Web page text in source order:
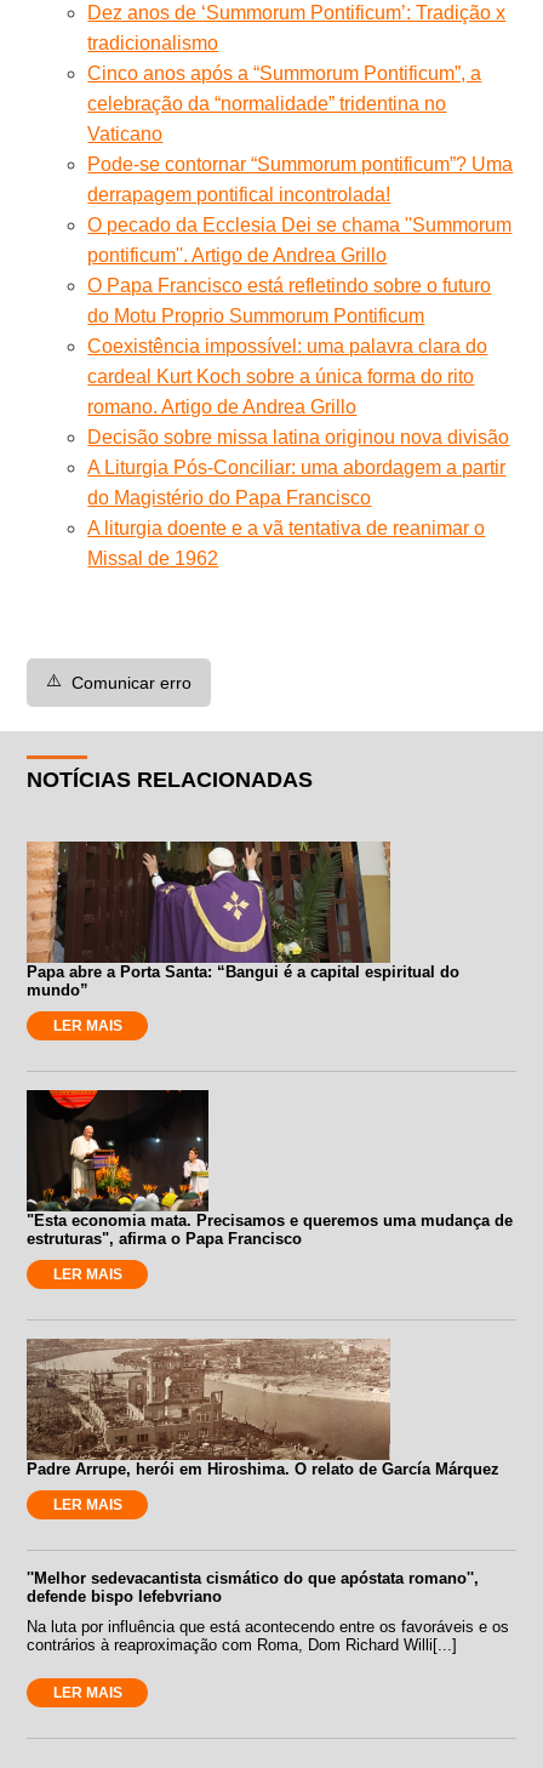
Dez anos de ‘Summorum Pontificum’: Tradição x
tradicionalismo
Cinco anos após a “Summorum Pontificum”, a
celebração da “normalidade” tridentina no
Vaticano
Pode-se contornar “Summorum pontificum”? Uma
derrapagem pontifical incontrolada!
O pecado da Ecclesia Dei se chama ''Summorum
pontificum''. Artigo de Andrea Grillo
O Papa Francisco está refletindo sobre o futuro
do Motu Proprio Summorum Pontificum
Coexistência impossível: uma palavra clara do
cardeal Kurt Koch sobre a única forma do rito
romano. Artigo de Andrea Grillo
Decisão sobre missa latina originou nova divisão
A Liturgia Pós-Conciliar: uma abordagem a partir
do Magistério do Papa Francisco
A liturgia doente e a vã tentativa de reanimar o
Missal de 1962
⚠️ Comunicar erro
NOTÍCIAS RELACIONADAS
Papa abre a Porta Santa: “Bangui é a capital espiritual do
mundo”
LER MAIS
"Esta economia mata. Precisamos e queremos uma mudança de
estruturas", afirma o Papa Francisco
LER MAIS
Padre Arrupe, herói em Hiroshima. O relato de García Márquez
LER MAIS
''Melhor sedevacantista cismático do que apóstata romano'',
defende bispo lefebvriano
Na luta por influência que está acontecendo entre os favoráveis e os
contrários à reaproximação com Roma, Dom Richard Willi[...]
LER MAIS